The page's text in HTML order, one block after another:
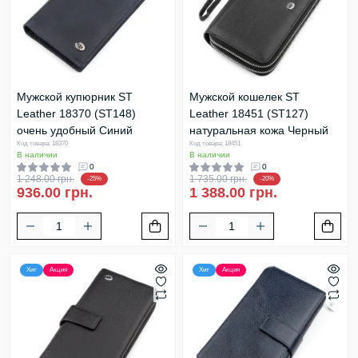
Мужской купюрник ST
Leather 18370 (ST148)
очень удобный Синий
Код товара: 18370
В наличии
0
1 248.00 грн. -25%
936.00 грн.
Мужской кошелек ST
Leather 18451 (ST127)
натуральная кожа Черный
Код товара: 18451
В наличии
0
1 735.00 грн. -20%
1 388.00 грн.
Хит Акция Хит Акция